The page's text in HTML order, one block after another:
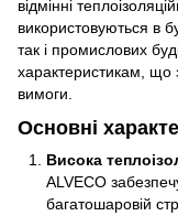
відмінні
використовуються в
так і промислових
характеристикам, що
вимоги.
Основні
Висока
ALVECO
багатошаровій